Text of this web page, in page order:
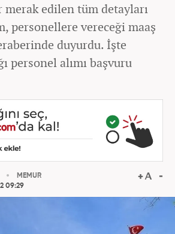
merak edilen tüm detayları
personellere vereceği maaş
duyurdu. İşte
personel alımı başvuru
09:29
MEMUR